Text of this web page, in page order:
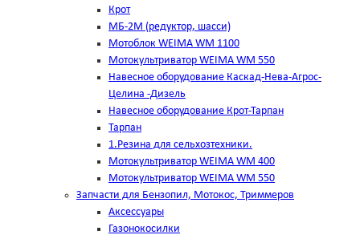
Крот
МБ-2М (редуктор, шасси)
Мотоблок WEIMA WM 1100
Мотокультриватор WEIMA WM 550
Навесное оборудование Каскад-Нева-Агрос-
Целина -Дизель
Навесное оборудование Крот-Тарпан
Тарпан
1.Резина для сельхозтехники.
Мотокультриватор WEIMA WM 400
Мотокультриватор WEIMA WM 550
Запчасти для Бензопил, Мотокос, Триммеров
Аксессуары
Газонокосилки